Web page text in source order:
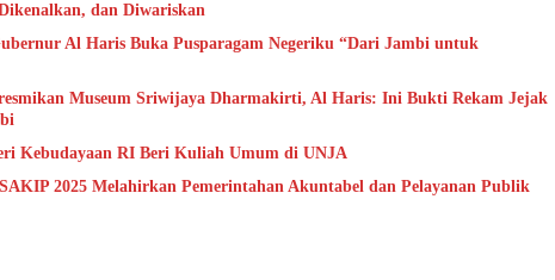
dan Diwariskan
Al Haris Buka Pusparagam Negeriku “Dari Jambi untuk
Museum Sriwijaya Dharmakirti, Al Haris: Ini Bukti Rekam Jejak
Kebudayaan RI Beri Kuliah Umum di UNJA
2025 Melahirkan Pemerintahan Akuntabel dan Pelayanan Publik